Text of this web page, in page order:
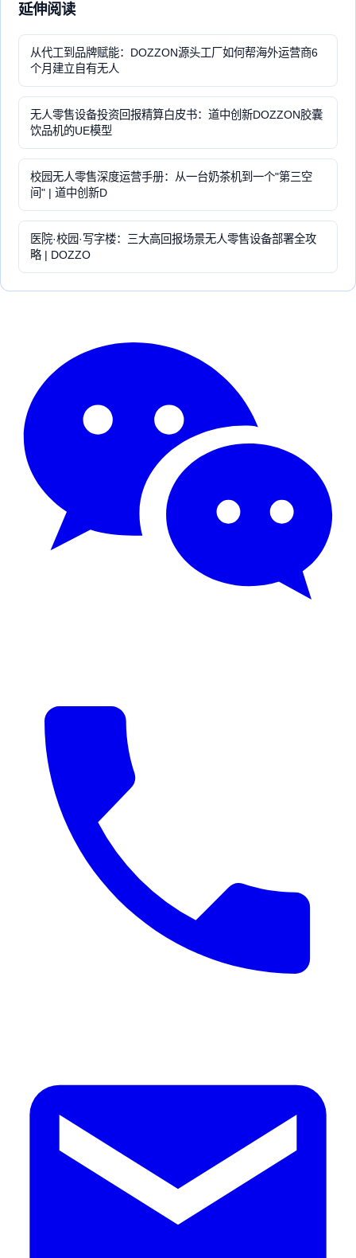
延伸阅读
从代工到品牌赋能：DOZZON源头工厂如何帮海外运营商6
个月建立自有无人
无人零售设备投资回报精算白皮书：道中创新DOZZON胶囊
饮品机的UE模型
校园无人零售深度运营手册：从一台奶茶机到一个"第三空
间" | 道中创新D
医院·校园·写字楼：三大高回报场景无人零售设备部署全攻
略 | DOZZO